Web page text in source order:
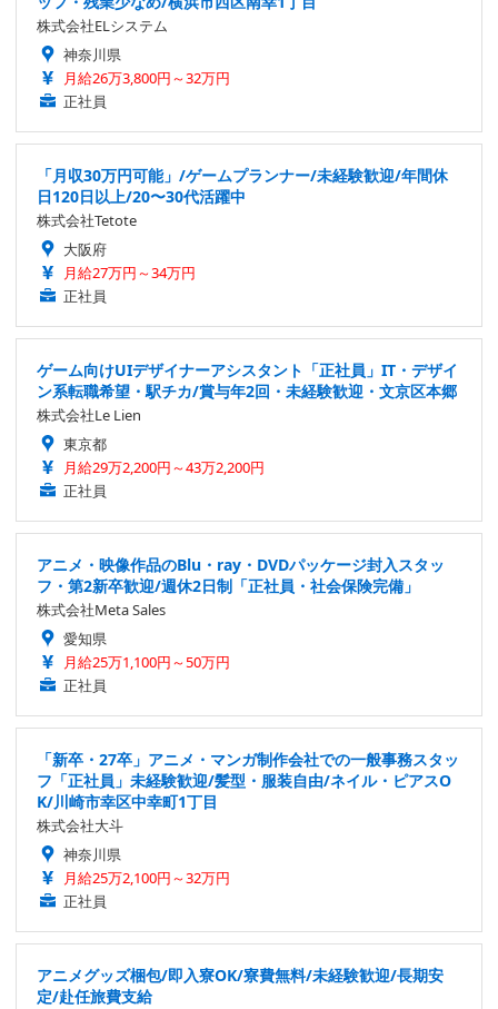
株式会社ELシステム
神奈川県
月給26万3,800円～32万円
正社員
「月収30万円可能」/ゲームプランナー/未経験歓迎/年間休
日120日以上/20〜30代活躍中
株式会社Tetote
大阪府
月給27万円～34万円
正社員
ゲーム向けUIデザイナーアシスタント「正社員」IT・デザイ
ン系転職希望・駅チカ/賞与年2回・未経験歓迎・文京区本郷
株式会社Le Lien
東京都
月給29万2,200円～43万2,200円
正社員
アニメ・映像作品のBlu・ray・DVDパッケージ封入スタッ
フ・第2新卒歓迎/週休2日制「正社員・社会保険完備」
株式会社Meta Sales
愛知県
月給25万1,100円～50万円
正社員
「新卒・27卒」アニメ・マンガ制作会社での一般事務スタッ
フ「正社員」未経験歓迎/髪型・服装自由/ネイル・ピアスO
K/川崎市幸区中幸町1丁目
株式会社大斗
神奈川県
月給25万2,100円～32万円
正社員
アニメグッズ梱包/即入寮OK/寮費無料/未経験歓迎/長期安
定/赴任旅費支給